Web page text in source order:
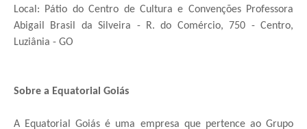
Local: Pátio do Centro de Cultura e Convenções Professora
Abigail Brasil da Silveira - R. do Comércio, 750 - Centro,
Luziânia - GO
Sobre a Equatorial Goiás
A Equatorial Goiás é uma empresa que pertence ao Grupo